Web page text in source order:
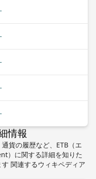
情報
貨の履歴など、ETB（エ
）に関する詳細を知りた
関連するウィキペディア